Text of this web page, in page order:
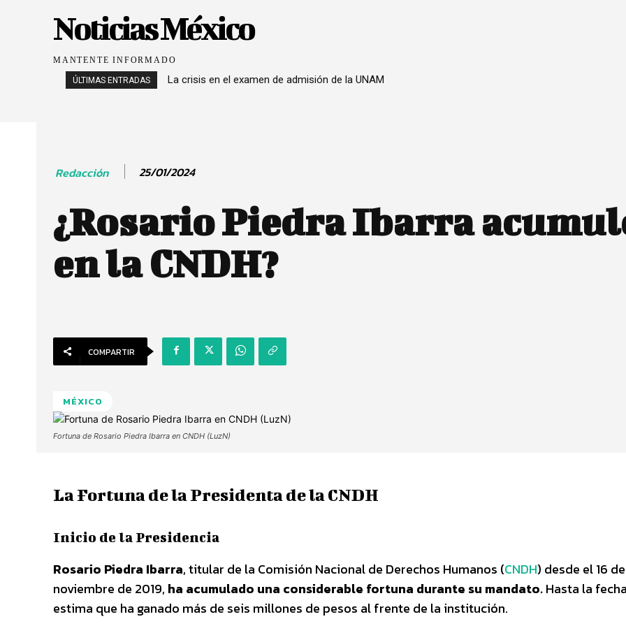
Noticias México
MANTENTE INFORMADO
ÚLTIMAS ENTRADAS La crisis en el examen de admisión de la UNAM
Redacción 25/01/2024
¿Rosario Piedra Ibarra
en la CNDH?
COMPARTIR
MÉXICO
Fortuna de Rosario Piedra Ibarra en CNDH (LuzN)
La Fortuna de la Presidenta de la CNDH
Inicio de la Presidencia
Rosario Piedra Ibarra, titular de la Comisión Nacional de Derechos Humanos (CNDH) desde el 16 de
noviembre de 2019, ha acumulado una considerable fortuna durante su mandato.Hasta la
estima que ha ganado más de seis millones de pesos al frente de la institución.